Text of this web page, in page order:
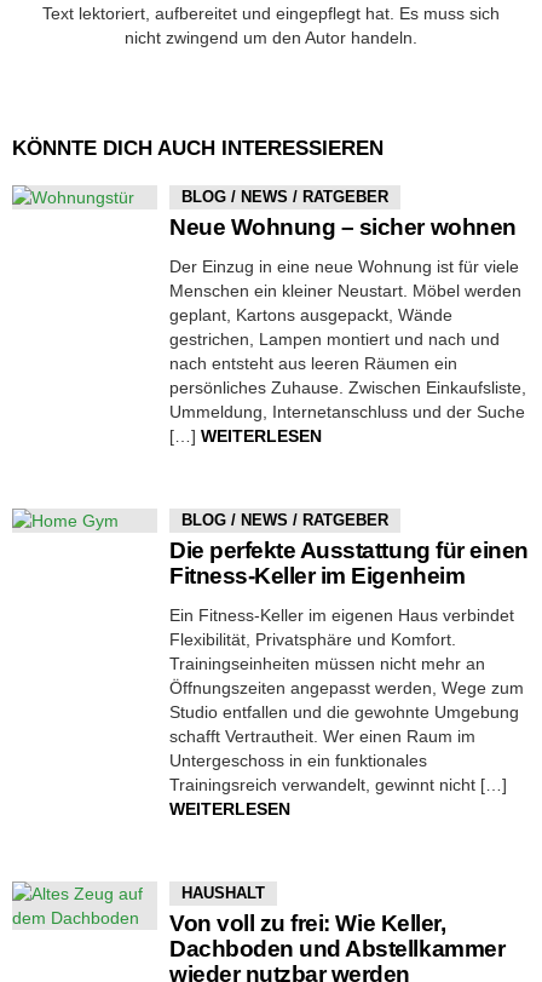
Text lektoriert, aufbereitet und eingepflegt hat. Es muss sich
nicht zwingend um den Autor handeln.
KÖNNTE DICH AUCH INTERESSIEREN
BLOG / NEWS / RATGEBER
Neue Wohnung – sicher wohnen
Der Einzug in eine neue Wohnung ist für viele
Menschen ein kleiner Neustart. Möbel werden
geplant, Kartons ausgepackt, Wände
gestrichen, Lampen montiert und nach und
nach entsteht aus leeren Räumen ein
persönliches Zuhause. Zwischen Einkaufsliste,
Ummeldung, Internetanschluss und der Suche
[…] WEITERLESEN
BLOG / NEWS / RATGEBER
Die perfekte Ausstattung für einen
Fitness-Keller im Eigenheim
Ein Fitness-Keller im eigenen Haus verbindet
Flexibilität, Privatsphäre und Komfort.
Trainingseinheiten müssen nicht mehr an
Öffnungszeiten angepasst werden, Wege zum
Studio entfallen und die gewohnte Umgebung
schafft Vertrautheit. Wer einen Raum im
Untergeschoss in ein funktionales
Trainingsreich verwandelt, gewinnt nicht […]
WEITERLESEN
HAUSHALT
Von voll zu frei: Wie Keller,
Dachboden und Abstellkammer
wieder nutzbar werden